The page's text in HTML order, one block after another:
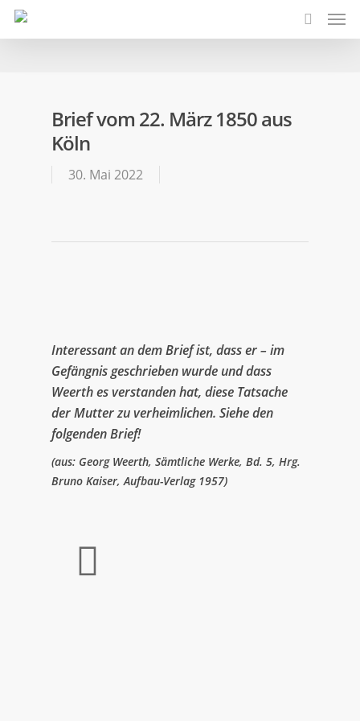
Brief vom 22. März 1850 aus
Köln
30. Mai 2022
Interessant an dem Brief ist, dass er – im
Gefängnis geschrieben wurde und dass
Weerth es verstanden hat, diese Tatsache
der Mutter zu verheimlichen. Siehe den
folgenden Brief!
(aus: Georg Weerth, Sämtliche Werke, Bd. 5, Hrg.
Bruno Kaiser, Aufbau-Verlag 1957)